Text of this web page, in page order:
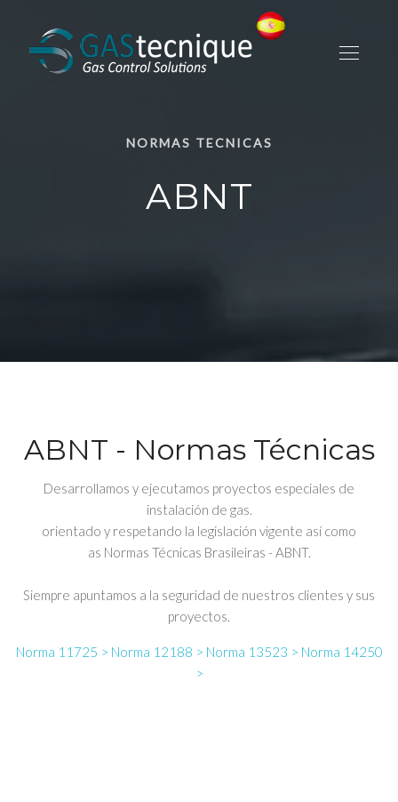
NORMAS TECNICAS
ABNT
ABNT - Normas Técnicas
Desarrollamos y ejecutamos proyectos especiales de
instalación de gas.
orientado y respetando la legislación vigente así como
as Normas Técnicas Brasileiras - ABNT.
Siempre apuntamos a la seguridad de nuestros clientes y sus
proyectos.
Norma 11725 > Norma 12188 > Norma 13523 > Norma 14250
>